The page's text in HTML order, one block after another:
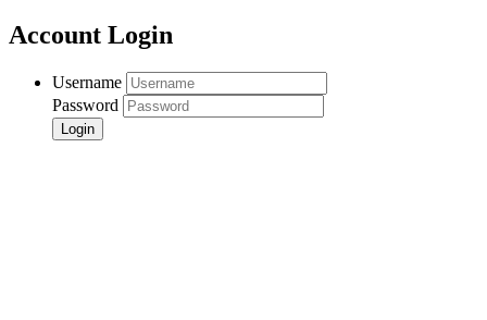
Account Login
Username
Password